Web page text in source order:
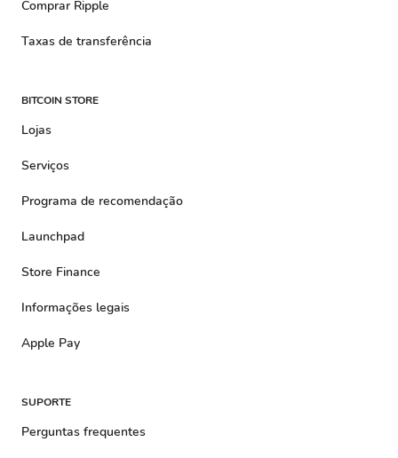
Comprar Ripple
Taxas de transferência
BITCOIN STORE
Lojas
Serviços
Programa de recomendação
Launchpad
Store Finance
Informações legais
Apple Pay
SUPORTE
Perguntas frequentes